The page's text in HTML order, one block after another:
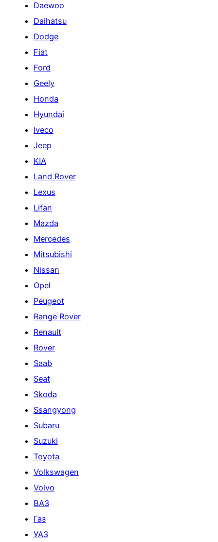
Daewoo
Daihatsu
Dodge
Fiat
Ford
Geely
Honda
Hyundai
Iveco
Jeep
KIA
Land Rover
Lexus
Lifan
Mazda
Mercedes
Mitsubishi
Nissan
Opel
Peugeot
Range Rover
Renault
Rover
Saab
Seat
Skoda
Ssangyong
Subaru
Suzuki
Toyota
Volkswagen
Volvo
ВАЗ
Газ
УАЗ